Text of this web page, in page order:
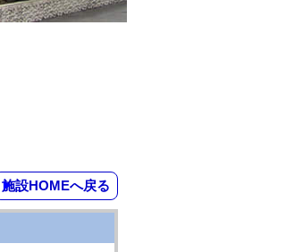
施設HOMEへ戻る